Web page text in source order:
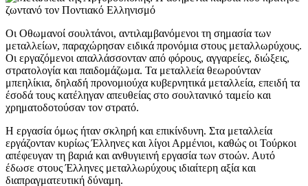
Οι Οθωμανοί σουλτάνοι, αντιλαμβανόμενοι τη σημασία των
μεταλλείων, παραχώρησαν ειδικά προνόμια στους μεταλλωρύχους.
Οι εργαζόμενοι απαλλάσσονταν από φόρους, αγγαρείες, διώξεις,
στρατολογία και παιδομάζωμα. Τα μεταλλεία θεωρούνταν
μπεηλίκια, δηλαδή προνομιούχα κυβερνητικά μεταλλεία, επειδή τα
έσοδά τους κατέληγαν απευθείας στο σουλτανικό ταμείο και
χρηματοδοτούσαν τον στρατό.
Η εργασία όμως ήταν σκληρή και επικίνδυνη. Στα μεταλλεία
εργάζονταν κυρίως Έλληνες και λίγοι Αρμένιοι, καθώς οι Τούρκοι
απέφευγαν τη βαριά και ανθυγιεινή εργασία των στοών. Αυτό
έδωσε στους Έλληνες μεταλλωρύχους ιδιαίτερη αξία και
διαπραγματευτική δύναμη.